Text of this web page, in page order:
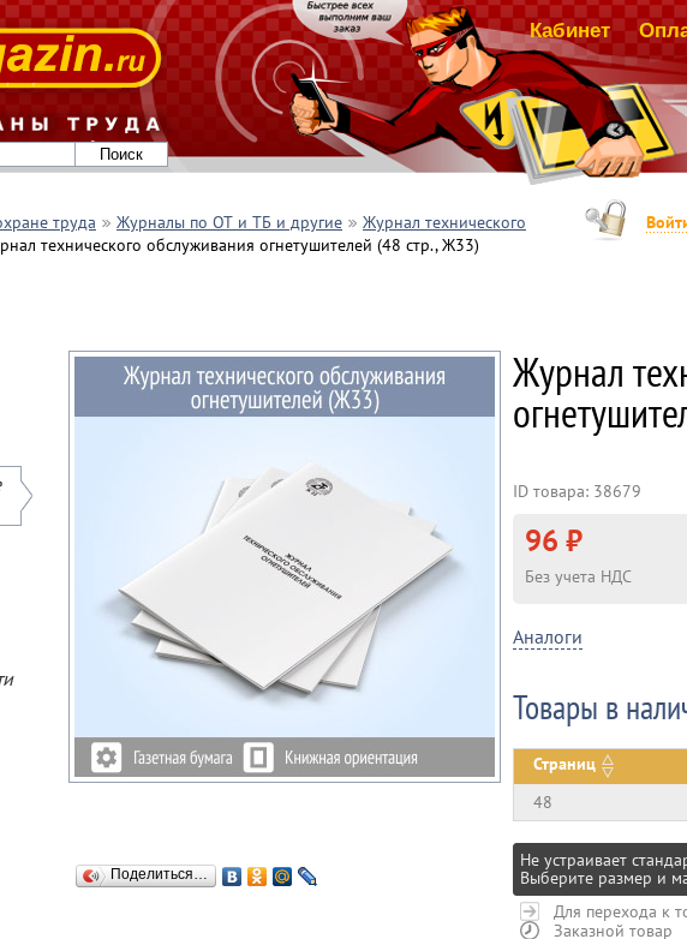
Кабинет
труда Журналы по ОТ и ТБ и другие
Журнал технического
технического обслуживания огнетушителей (48 стр., Ж33)
Поделиться…
Журнал
ID товара: 38679
96 ₽
Без учета НДС
Аналоги
Товары в
Страниц
48
Не устраивает
Выберите размер и
Для перехода к
Заказной товар